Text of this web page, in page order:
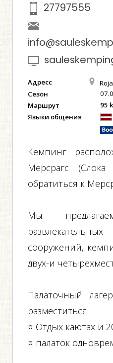
27797555
Адресс
Сезон
Маршрут 95
Языки общения
Кемпинг
Мерсрагс
обратиться к
Мы
сооружений,
двух-и
Палаточный
разместиться:
¤ Отдых каютах и
¤ палаток